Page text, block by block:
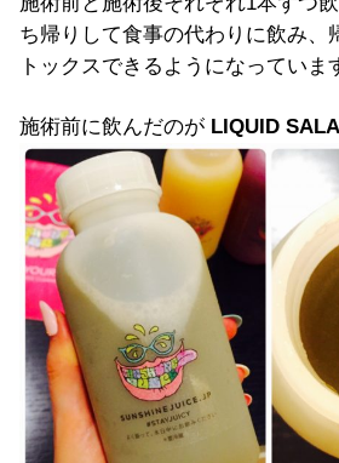
ち帰りして食事の代わりに飲み、
トックスできるようになっていま
施術前に飲んだのが LIQUID